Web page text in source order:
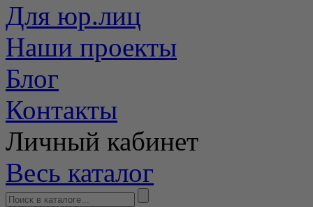
Для юр.лиц
Наши проекты
Блог
Контакты
Личный кабинет
Весь каталог